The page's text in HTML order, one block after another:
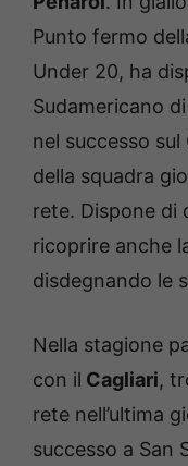
Punto fermo
Under 20, ha
Sudamericano
nel successo
della squadra
rete. Dispone di
ricoprire anche
disdegnando le
Nella stagione
con il Cagliari,
rete nell’ultima
successo a San